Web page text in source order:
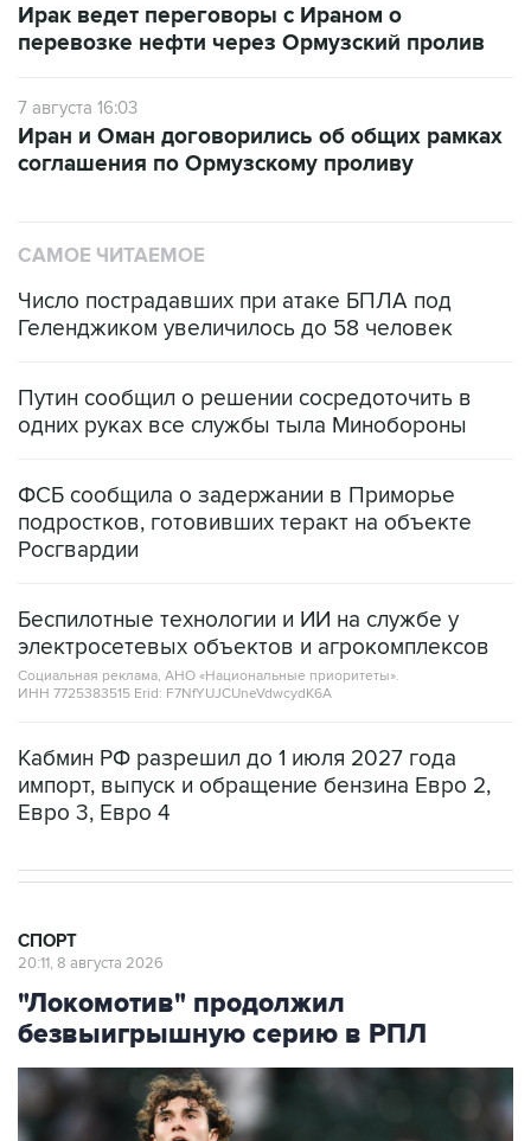
Ирак ведет переговоры с Ираном о
перевозке нефти через Ормузский пролив
7 августа 16:03
Иран и Оман договорились об общих рамках
соглашения по Ормузскому проливу
САМОЕ ЧИТАЕМОЕ
Число пострадавших при атаке БПЛА под
Геленджиком увеличилось до 58 человек
Путин сообщил о решении сосредоточить в
одних руках все службы тыла Минобороны
ФСБ сообщила о задержании в Приморье
подростков, готовивших теракт на объекте
Росгвардии
Беспилотные технологии и ИИ на службе у
электросетевых объектов и агрокомплексов
Социальная реклама, АНО «Национальные приоритеты».
ИНН 7725383515 Erid: F7NfYUJCUneVdwcydK6A
Кабмин РФ разрешил до 1 июля 2027 года
импорт, выпуск и обращение бензина Евро 2,
Евро 3, Евро 4
СПОРТ
20:11, 8 августа 2026
"Локомотив" продолжил
безвыигрышную серию в РПЛ